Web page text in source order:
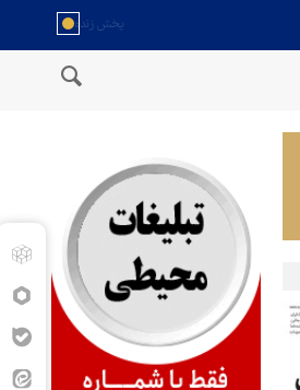
کشتی نفتی عربستان را با موشک بالستیک